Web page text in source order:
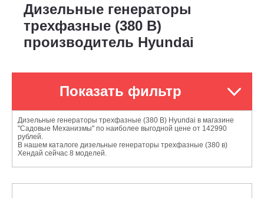
Дизельные генераторы
трехфазные (380 В)
производитель Hyundai
Показать фильтр
Дизельные генераторы трехфазные (380 В) Hyundai в магазине
"Садовые Механизмы" по наиболее выгодной цене от 142990
рублей.
В нашем каталоге дизельные генераторы трехфазные (380 в)
Хендай сейчас 8 моделей.